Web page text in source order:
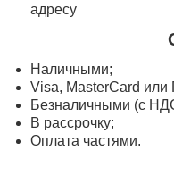
адресу
Наличными;
Visa, MasterСard или
Безналичными (с
В рассрочку;
Оплата частями.